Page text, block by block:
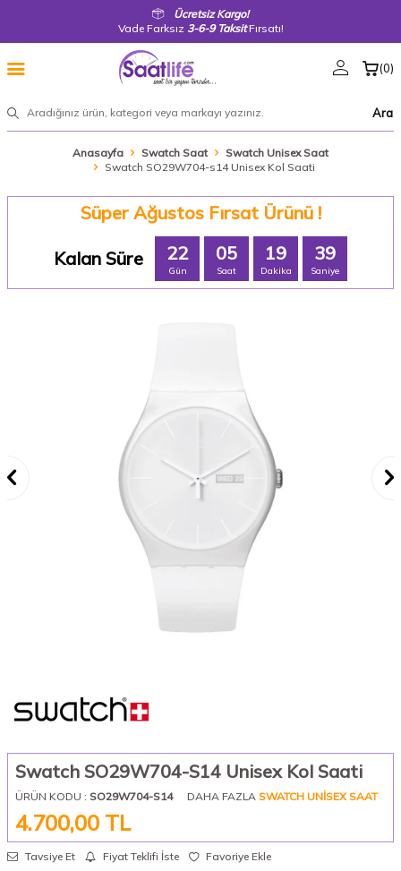
Ücretsiz Kargo!
Vade Farksız 3-6-9 TaksitFırsatı!
Ara
(0)
Anasayfa Swatch Saat
Swatch Unisex Saat
Swatch SO29W704-s14 Unisex Kol Saati
Süper Ağustos Fırsat Ürünü !
Kalan Süre 22
Gün
05
Saat
19
Dakika
39
Saniye
Swatch SO29W704-S14 Unisex Kol Saati
ÜRÜN KODU : SO29W704-S14 DAHA FAZLA SWATCH UNISEX SAAT
4.700,00 TL
Tavsiye Et Fiyat Teklifi İste
Favoriye Ekle